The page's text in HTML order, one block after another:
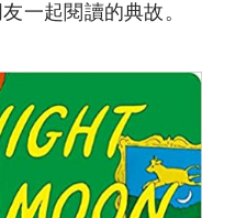
一起閱讀的典故。